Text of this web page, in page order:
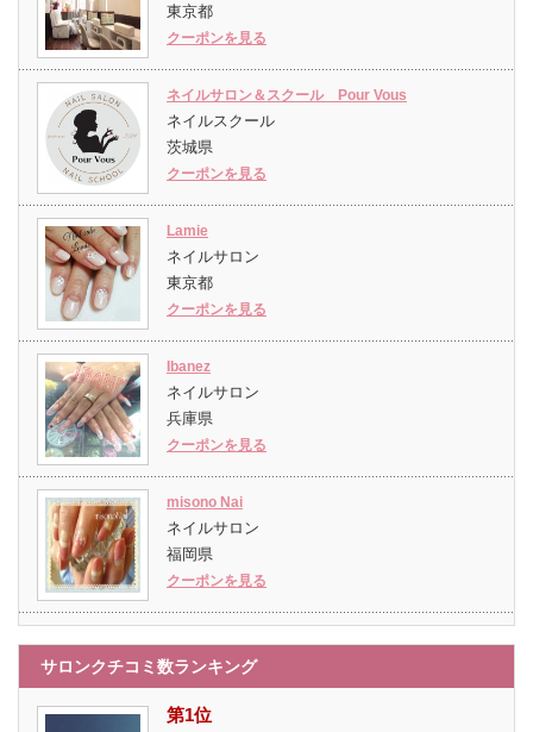
東京都
クーポンを見る
ネイルサロン＆スクール Pour Vous
ネイルスクール
茨城県
クーポンを見る
Lamie
ネイルサロン
東京都
クーポンを見る
Ibanez
ネイルサロン
兵庫県
クーポンを見る
misono Nai
ネイルサロン
福岡県
クーポンを見る
サロンクチコミ数ランキング
第1位